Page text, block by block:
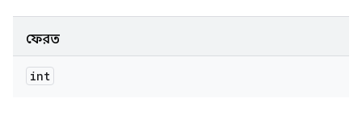
ফেরত
int